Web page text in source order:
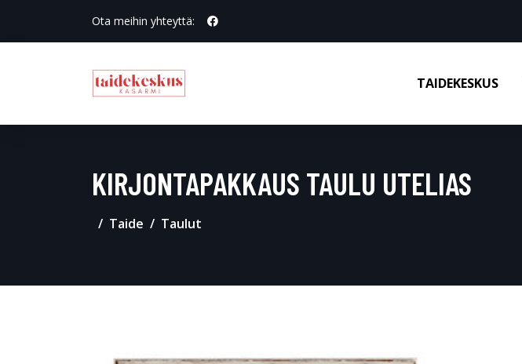
Ota meihin yhteyttä:
TAIDEKESKUS
KIRJONTAPAKKAUS TAULU UTELIAS
Taide Taulut